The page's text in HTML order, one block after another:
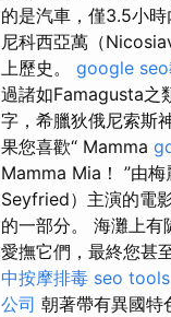
的是汽車，僅3.5小
尼科西亞萬（
上歷史。 google seo
過諸如Famagusta之
字，希臘狄俄尼索斯
果您喜歡“ Mamma
Mamma Mia！ ”由梅
Seyfried）主演的電
的一部分。 海灘上有
愛撫它們，最終您甚
中按摩排毒 seo tools
公司 朝著帶有異國特